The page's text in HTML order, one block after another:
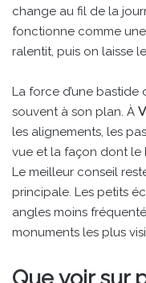
change au fil de la
fonctionne comme
ralentit, puis on laisse
La force d’une
souvent à son plan. À
les alignements, les
vue et la façon dont le
Le meilleur conseil
principale. Les petits
angles moins
monuments les plus